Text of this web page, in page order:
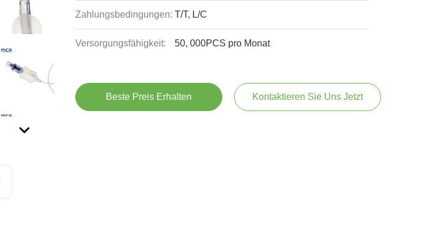
Zahlungsbedingungen: T/T, L/C
Versorgungsfähigkeit: 50, 000PCS pro Monat
Beste Preis Erhalten Kontaktieren Sie Uns Jetzt